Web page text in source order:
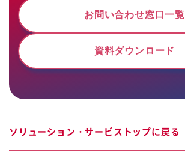
お問い合わせ窓口一覧
資料ダウンロード
ソリューション・サービストップに戻る